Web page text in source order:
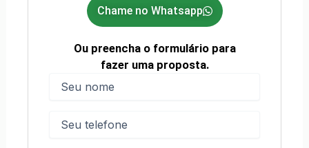
Chame no Whatsapp
Ou preencha o formulário para
fazer uma proposta.